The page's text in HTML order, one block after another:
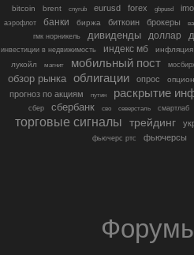
bitcoin brent cnyrub eurusd forex gbpusd
аэрофлот банки биржа биткоин брокеры
гмк норникель
дивиденды доллар
инвестиции в недвижимость индекс мб
инфляция
лукойл
магнит мобильный пост
обзор рынка облигации опрос
прогноз по акциям путин раскрытие
сбер сбербанк сво северсталь смартлаб
торговые сигналы трейдинг
фьючерс ртс фьючерсы